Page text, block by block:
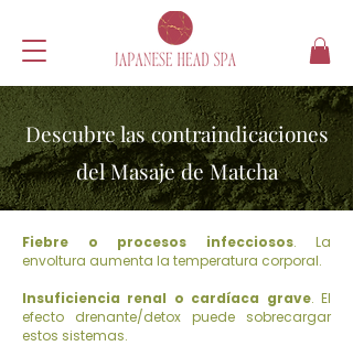
Descubre las contraindicaciones
del Masaje de Matcha
Fiebre o procesos infecciosos. La
envoltura aumenta la temperatura corporal.
Insuficiencia renal o cardíaca grave. El
efecto drenante/detox puede sobrecargar
estos sistemas.